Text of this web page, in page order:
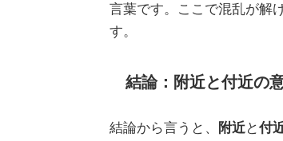
言葉です。ここで混乱が解
す。
結論：附近と付近の
結論から言うと、 附近と付